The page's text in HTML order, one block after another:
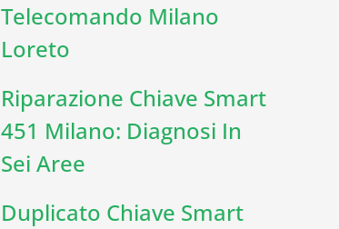
Telecomando Milano
Loreto
Riparazione Chiave Smart
451 Milano: Diagnosi In
Sei Aree
Duplicato Chiave Smart